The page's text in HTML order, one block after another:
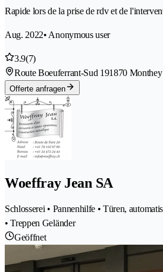
Rapide lors de la prise de rdv et de
Aug. 2022• Anonymous user
3.9(7)
Route Boeuferrant-Sud 191870 Monthey
Offerte anfragen
Woeffray Jean SA
Schlosserei • Pannenhilfe • Türen,
• Treppen Geländer
Geöffnet